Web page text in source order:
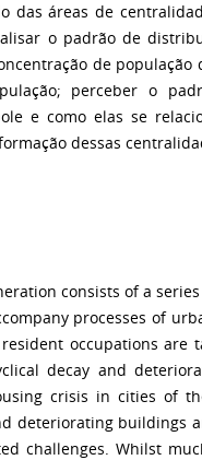
áreas de
o padrão de
de
perceber o
e como elas se
dessas
consists of a
processes of
occupations are
decay and
crisis in cities of
deteriorating buildings
challenges. Whilst